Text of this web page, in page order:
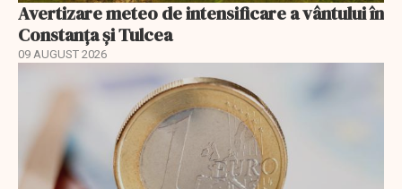
Avertizare meteo de intensificare a vântului în
Constanța și Tulcea
09 AUGUST 2026